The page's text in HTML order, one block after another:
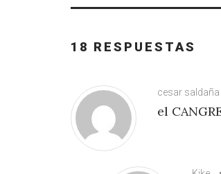
18 RESPUESTAS
cesar saldaña
el